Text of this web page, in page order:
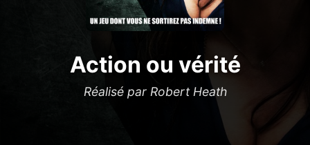
Action ou vérité
Réalisé par Robert Heath